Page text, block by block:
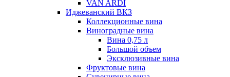
VAN ARDI
Иджеванский ВКЗ
Коллекционные вина
Виноградные вина
Вина 0,75 л
Большой объем
Эксклюзивные вина
Фруктовые вина